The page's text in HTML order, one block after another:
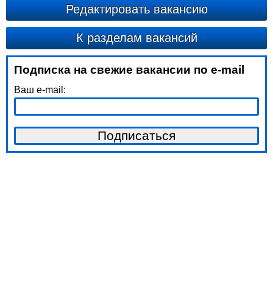
Редактировать вакансию
К разделам вакансий
Подписка на свежие вакансии по e-mail
Ваш e-mail: